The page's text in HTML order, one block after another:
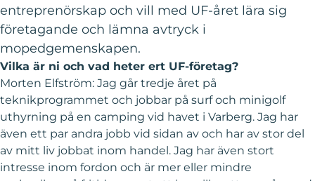
entreprenörskap och vill med UF-året lära sig
företagande och lämna avtryck i
mopedgemenskapen.
Vilka är ni och vad heter ert UF-företag?
Morten Elfström: Jag går tredje året på
teknikprogrammet och jobbar på surf och minigolf
uthyrning på en camping vid havet i Varberg. Jag har
även ett par andra jobb vid sidan av och har av stor del
av mitt liv jobbat inom handel. Jag har även stort
intresse inom fordon och är mer eller mindre